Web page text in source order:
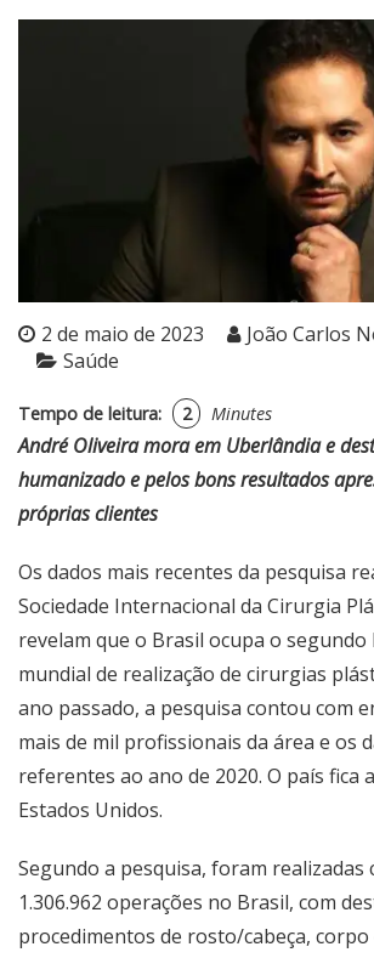
2 de maio de 2023
João Carlos
Saúde
Tempo de leitura: 2 Minutes
André Oliveira mora em Uberlândia e
humanizado e pelos bons resultados
próprias clientes
Os dados mais recentes da pesquisa
Sociedade Internacional da Cirurgia
revelam que o Brasil ocupa o
mundial de realização de cirurgias
ano passado, a pesquisa contou com
mais de mil profissionais da área e os
referentes ao ano de 2020. O país fica
Estados Unidos.
Segundo a pesquisa, foram realizadas
1.306.962 operações no Brasil, com
procedimentos de rosto/cabeça, corpo